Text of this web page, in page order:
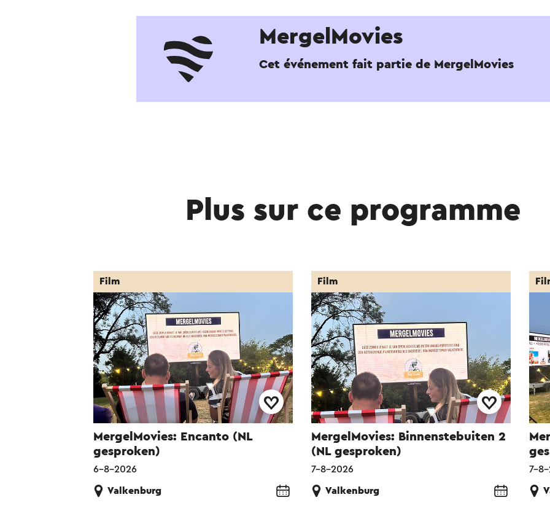
MergelMovies
Cet événement fait partie de MergelMovies
Plus sur ce programme
MergelMovies: Encanto (NL
gesproken)
Film
6-8-2026
Valkenburg
MergelMovies: Binnenstebuiten 2
(NL gesproken)
Film
7-8-2026
Valkenburg
7-8-